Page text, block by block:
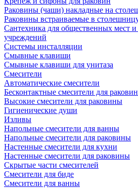
Раковины (чаши) накладные на
Раковины встраиваемые в
Сантехника для общественных мест
учреждений
Системы инсталляции
Смывные клавиши
Смывные клавиши для унитаза
Смесители
Автоматические смесители
Бесконтактные смесители для
Высокие смесители для раковины
Гигиенические души
Изливы
Напольные смесители для ванны
Напольные смесители для раковины
Настенные смесители для кухни
Настенные смесители для раковины
Скрытые части смесителей
Смесители для биде
Смесители для ванны